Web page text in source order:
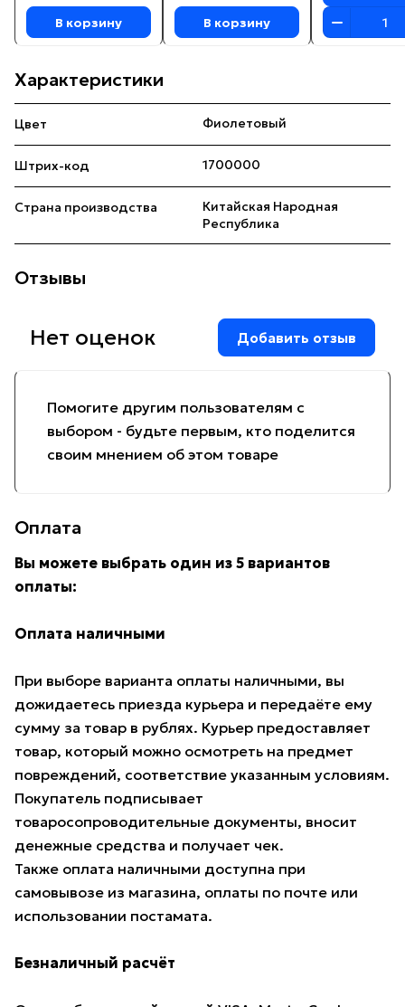
В корзину В корзину
Характеристики
Цвет Фиолетовый
Штрих-код 1700000
Страна производства
Китайская Народная
Республика
Отзывы
Помогите другим пользователям с
выбором - будьте первым, кто поделится
своим мнением об этом товаре
Нет оценок Добавить отзыв
Оплата
Вы можете выбрать один из 5 вариантов
оплаты:
Оплата наличными
При выборе варианта оплаты наличными, вы
дожидаетесь приезда курьера и передаёте ему
сумму за товар в рублях. Курьер предоставляет
товар, который можно осмотреть на предмет
повреждений, соответствие указанным условиям.
Покупатель подписывает
товаросопроводительные документы, вносит
денежные средства и получает чек.
Также оплата наличными доступна при
самовывозе из магазина, оплаты по почте или
использовании постамата.
Безналичный расчёт